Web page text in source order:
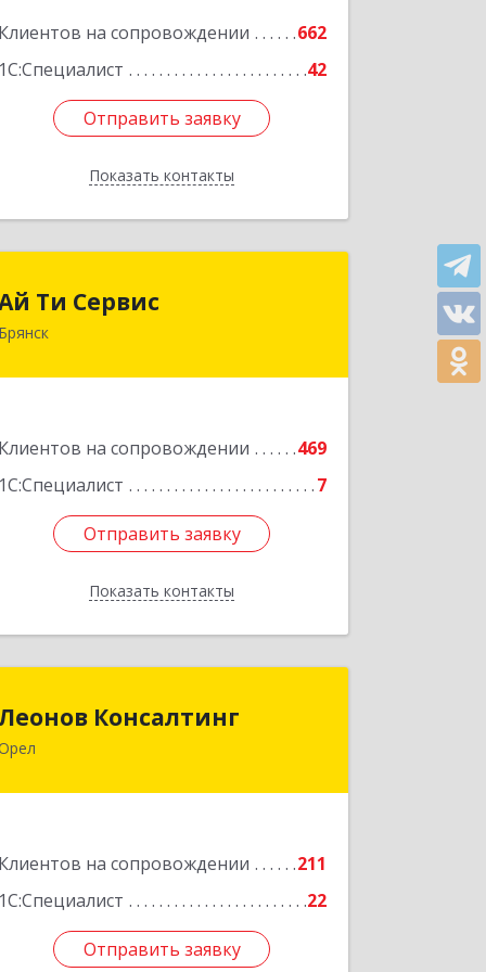
Клиентов на сопровождении
662
1С:Специалист
42
Отправить заявку
Показать контакты
Отправить заявку
Назад
Ти Сервис
Брянск
Клиентов на сопровождении
469
1С:Специалист
7
Отправить заявку
Показать контакты
Подробнее
Отправить заявку
Назад
Консалтинг
Клиентов на сопровождении
211
1С:Специалист
22
Отправить заявку
302030, Орловская обл, Орловский р-
Подробнее
Отправить заявку